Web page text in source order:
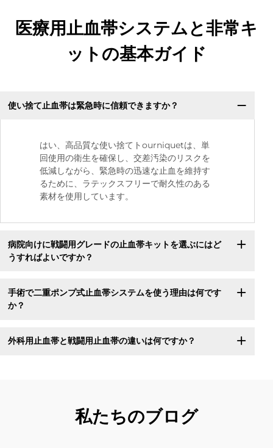
医療用止血帯システムと非常キ
ットの基本ガイド
使い捨て止血帯は緊急時に信頼できますか？
はい、高品質な使い捨てトourniquetは、単
回使用の衛生を確保し、交差汚染のリスクを
低減しながら、緊急時の迅速な止血を維持す
るために、ラテックスフリーで耐久性のある
素材を使用しています。
病院向けに戦闘用グレードの止血帯キットを選ぶにはど
うすればよいですか？
手術で二重ポンプ式止血帯システムを使う理由は何です
か？
外科用止血帯と戦闘用止血帯の違いは何ですか？
私たちのブログ